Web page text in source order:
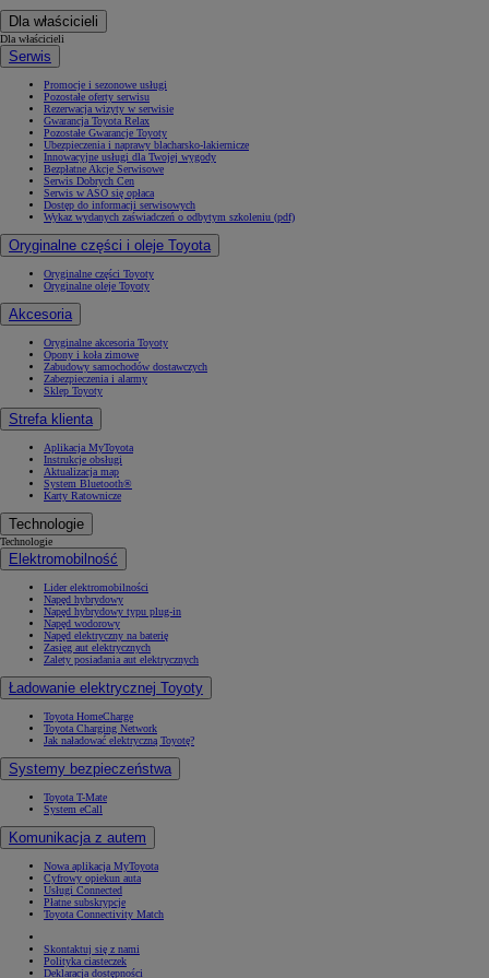
Dla właścicieli
Dla właścicieli
Serwis
Promocje i sezonowe usługi
Pozostałe oferty serwisu
Rezerwacja wizyty w serwisie
Gwarancja Toyota Relax
Pozostałe Gwarancje Toyoty
Ubezpieczenia i naprawy blacharsko-lakiernicze
Innowacyjne usługi dla Twojej wygody
Bezpłatne Akcje Serwisowe
Serwis Dobrych Cen
Serwis w ASO się opłaca
Dostęp do informacji serwisowych
Wykaz wydanych zaświadczeń o odbytym szkoleniu (pdf)
Oryginalne części i oleje Toyota
Oryginalne części Toyoty
Oryginalne oleje Toyoty
Akcesoria
Oryginalne akcesoria Toyoty
Opony i koła zimowe
Zabudowy samochodów dostawczych
Zabezpieczenia i alarmy
Sklep Toyoty
Strefa klienta
Aplikacja MyToyota
Instrukcje obsługi
Aktualizacja map
System Bluetooth®
Karty Ratownicze
Technologie
Technologie
Elektromobilność
Lider elektromobilności
Napęd hybrydowy
Napęd hybrydowy typu plug-in
Napęd wodorowy
Napęd elektryczny na baterię
Zasięg aut elektrycznych
Zalety posiadania aut elektrycznych
Ładowanie elektrycznej Toyoty
Toyota HomeCharge
Toyota Charging Network
Jak naładować elektryczną Toyotę?
Systemy bezpieczeństwa
Toyota T-Mate
System eCall
Komunikacja z autem
Nowa aplikacja MyToyota
Cyfrowy opiekun auta
Usługi Connected
Płatne subskrypcje
Toyota Connectivity Match
Skontaktuj się z nami
Polityka ciasteczek
Deklaracja dostępności